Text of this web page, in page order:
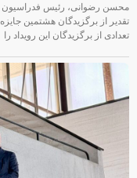
محسن رضوانی، رئیس فدراسیون
تعدادی از برگزیدگان این رویداد را